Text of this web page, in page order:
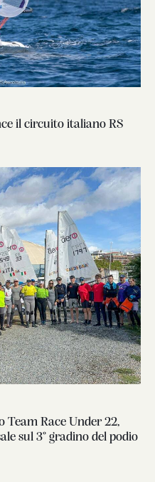
il circuito italiano RS
Team Race Under 22,
sul 3° gradino del podio